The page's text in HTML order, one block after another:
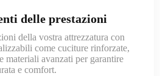
delle prestazioni
della vostra attrezzatura con
come cuciture rinforzate,
materiali avanzati per garantire
e comfort.